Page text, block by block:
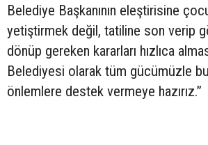
Belediye Başkanının eleştirisine
yetiştirmek değil, tatiline son verip
dönüp gereken kararları hızlıca
Belediyesi olarak tüm gücümüzle
önlemlere destek vermeye hazırız.”